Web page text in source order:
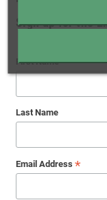
Sign up for the
First Name
Last Name
Email Address *